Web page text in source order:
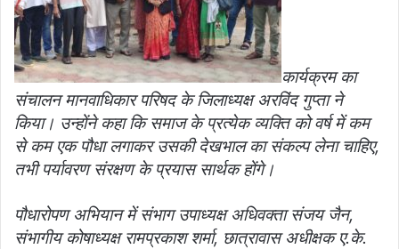
कार्यक्रम का
संचालन मानवाधिकार परिषद के जिलाध्यक्ष अरविंद गुप्ता ने
किया। उन्होंने कहा कि समाज के प्रत्येक व्यक्ति को वर्ष में कम
से कम एक पौधा लगाकर उसकी देखभाल का संकल्प लेना चाहिए,
तभी पर्यावरण संरक्षण के प्रयास सार्थक होंगे।
पौधारोपण अभियान में संभाग उपाध्यक्ष अधिवक्ता संजय जैन,
संभागीय कोषाध्यक्ष रामप्रकाश शर्मा, छात्रावास अधीक्षक ए.के.